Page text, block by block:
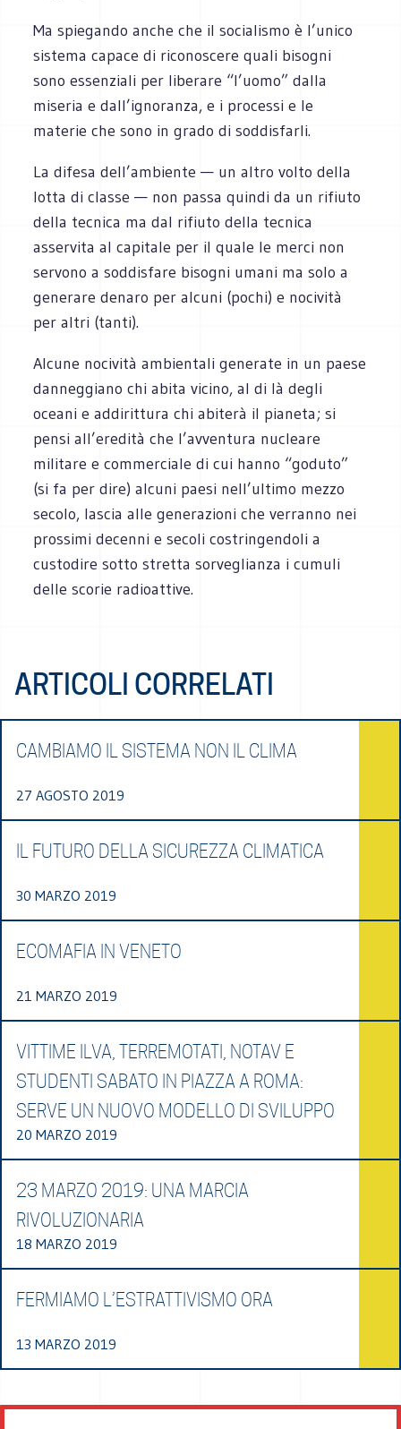
Ma spiegando anche che il socialismo è l’unico
sistema capace di riconoscere quali bisogni
sono essenziali per liberare “l’uomo” dalla
miseria e dall’ignoranza, e i processi e le
materie che sono in grado di soddisfarli.
La difesa dell’ambiente — un altro volto della
lotta di classe — non passa quindi da un rifiuto
della tecnica ma dal rifiuto della tecnica
asservita al capitale per il quale le merci non
servono a soddisfare bisogni umani ma solo a
generare denaro per alcuni (pochi) e nocività
per altri (tanti).
Alcune nocività ambientali generate in un paese
danneggiano chi abita vicino, al di là degli
oceani e addirittura chi abiterà il pianeta; si
pensi all’eredità che l’avventura nucleare
militare e commerciale di cui hanno “goduto”
(si fa per dire) alcuni paesi nell’ultimo mezzo
secolo, lascia alle generazioni che verranno nei
prossimi decenni e secoli costringendoli a
custodire sotto stretta sorveglianza i cumuli
delle scorie radioattive.
ARTICOLI CORRELATI
CAMBIAMO IL SISTEMA NON IL CLIMA
27 AGOSTO 2019
IL FUTURO DELLA SICUREZZA CLIMATICA
30 MARZO 2019
ECOMAFIA IN VENETO
21 MARZO 2019
VITTIME ILVA, TERREMOTATI, NOTAV E
STUDENTI SABATO IN PIAZZA A ROMA:
SERVE UN NUOVO MODELLO DI SVILUPPO
20 MARZO 2019
23 MARZO 2019: UNA MARCIA
RIVOLUZIONARIA
18 MARZO 2019
FERMIAMO L’ESTRATTIVISMO ORA
13 MARZO 2019